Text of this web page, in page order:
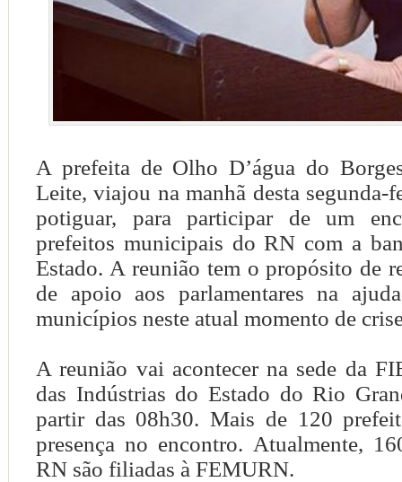
A prefeita de Olho D’água do
Leite, viajou na manhã desta segunda-
potiguar, para participar de um
prefeitos municipais do RN com a
Estado. A reunião tem o propósito de
de apoio aos parlamentares na
municípios neste atual momento de
A reunião vai acontecer na sede da
das Indústrias do Estado do Rio
partir das 08h30. Mais de 120
presença no encontro. Atualmente,
RN são filiadas à FEMURN.